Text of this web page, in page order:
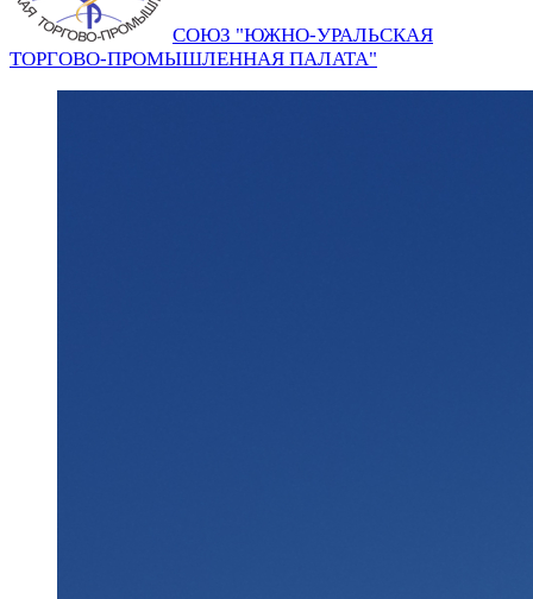
СОЮЗ "ЮЖНО-УРАЛЬСКАЯ
ТОРГОВО-ПРОМЫШЛЕННАЯ ПАЛАТА"